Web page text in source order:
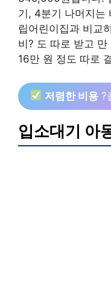
기, 4분기 나머지는
립어린이집과 비교
비? 도 따로 받고 만
16만 원 정도 따로
저렴한 비용 ?
입소대기 아